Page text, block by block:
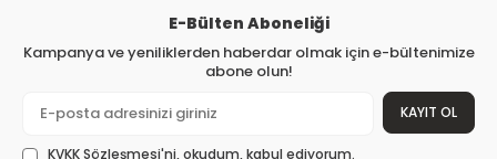
E-Bülten Aboneliği
Kampanya ve yeniliklerden haberdar olmak için e-bültenimize
abone olun!
KAYIT OL
KVKK Sözleşmesi'ni, okudum, kabul ediyorum.